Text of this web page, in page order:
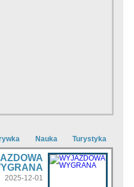
Nauka Turystyka
2025-12-01